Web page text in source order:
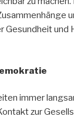
Gesundheit und
immer
zur